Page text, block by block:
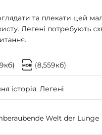
та плекати цей
Легені потребують
(8,559кб)
історія. Легені
Welt der Lunge